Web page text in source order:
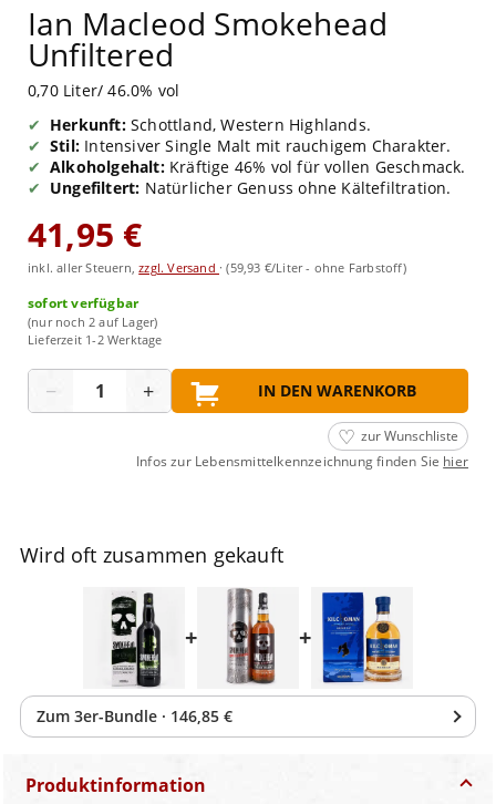
Ian Macleod Smokehead
Unfiltered
0,70 Liter/ 46.0% vol
Herkunft:Schottland, Western Highlands.
Stil: Intensiver Single Malt mit rauchigem Charakter.
Alkoholgehalt:Kräftige 46% vol für vollen Geschmack.
Ungefiltert: Natürlicher Genuss ohne Kältefiltration.
41,95 €
inkl. aller Steuern,zzgl. Versand ·(59,93 €/Liter - ohne Farbstoff)
sofort verfügbar
(nur noch 2 auf Lager)
Lieferzeit 1-2 Werktage
− + IN DEN WARENKORB
zur Wunschliste
Infos zur Lebensmittelkennzeichnung finden Sie hier
Wird oft zusammen gekauft
+ +
Zum 3er-Bundle · 146,85 €
Produktinformation